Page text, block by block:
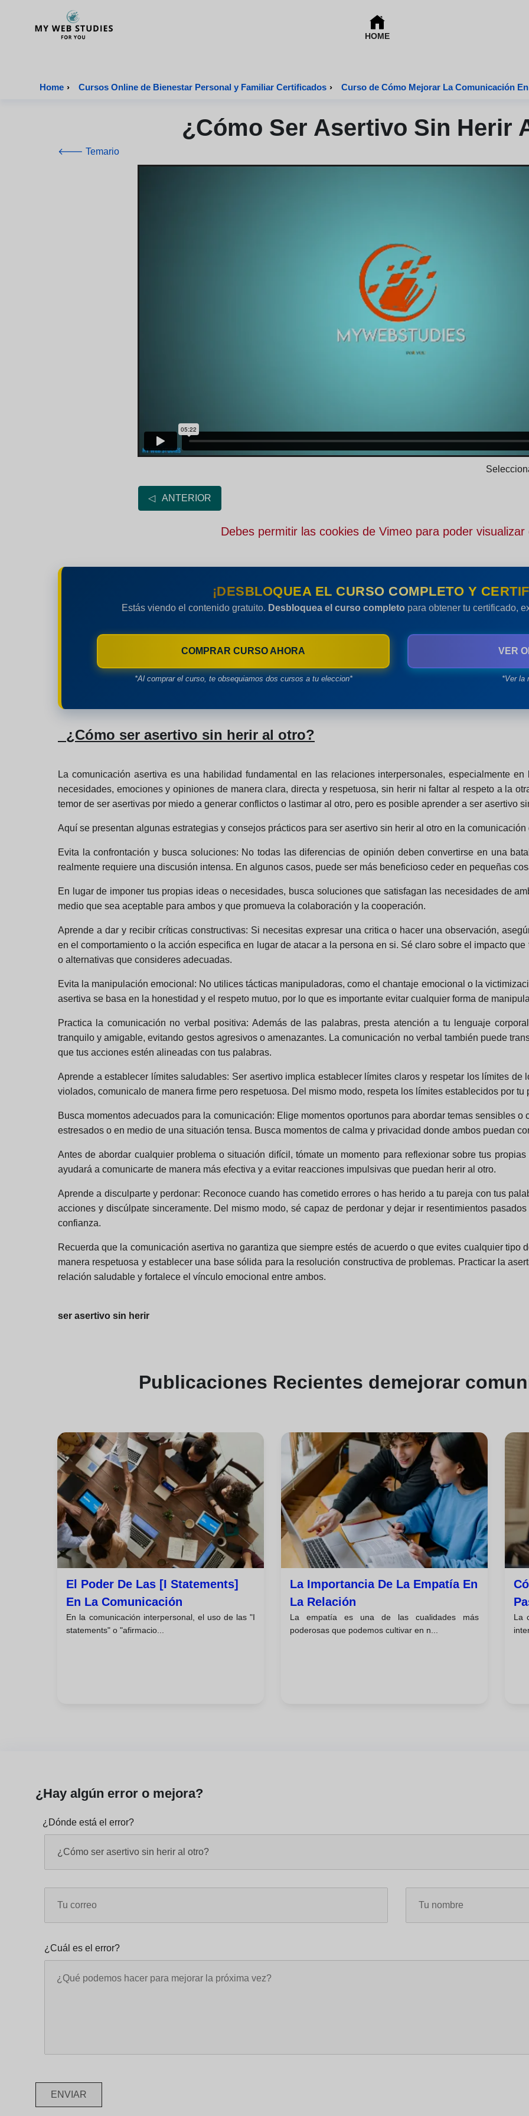
HOME
Home › Cursos Online de Bienestar Personal y Familiar Certificados › Curso de Cómo Mejorar La Comunicación
¿Cómo Ser Asertivo Sin Herir
🡐 Temario
◁ ANTERIOR
Debes permitir las cookies de Vimeo para poder visualizar
¡DESBLOQUEA EL CURSO COMPLETO Y
Estás viendo el contenido gratuito. Desbloquea el curso completopara obtener tu certificado,
COMPRAR CURSO AHORA
*Al comprar el curso, te obsequiamos dos cursos a tu eleccion*
VER
*Ver la
¿Cómo ser asertivo sin herir al otro?
La comunicación asertiva es una habilidad fundamental en las relaciones interpersonales, especialmente
necesidades, emociones y opiniones de manera clara, directa y respetuosa, sin herir ni faltar al respeto a la
temor de ser asertivas por miedo a generar conflictos o lastimar al otro, pero es posible aprender a ser asertivo
Aquí se presentan algunas estrategias y consejos prácticos para ser asertivo sin herir al otro en la comunicación
Evita la confrontación y busca soluciones: No todas las diferencias de opinión deben convertirse en una
realmente requiere una discusión intensa. En algunos casos, puede ser más beneficioso ceder en pequeñas
En lugar de imponer tus propias ideas o necesidades, busca soluciones que satisfagan las necesidades de
medio que sea aceptable para ambos y que promueva la colaboración y la cooperación.
Aprende a dar y recibir críticas constructivas: Si necesitas expresar una critica o hacer una observación,
en el comportamiento o la acción especifica en lugar de atacar a la persona en si. Sé claro sobre el impacto
o alternativas que consideres adecuadas.
Evita la manipulación emocional: No utilices tácticas manipuladoras, como el chantaje emocional o la
asertiva se basa en la honestidad y el respeto mutuo, por lo que es importante evitar cualquier forma de
Practica la comunicación no verbal positiva: Además de las palabras, presta atención a tu lenguaje
tranquilo y amigable, evitando gestos agresivos o amenazantes. La comunicación no verbal también puede
que tus acciones estén alineadas con tus palabras.
Aprende a establecer límites saludables: Ser asertivo implica establecer límites claros y respetar los límites
violados, comunicalo de manera firme pero respetuosa. Del mismo modo, respeta los límites establecidos por tu
Busca momentos adecuados para la comunicación: Elige momentos oportunos para abordar temas sensibles
estresados o en medio de una situación tensa. Busca momentos de calma y privacidad donde ambos puedan
Antes de abordar cualquier problema o situación difícil, tómate un momento para reflexionar sobre tus
ayudará a comunicarte de manera más efectiva y a evitar reacciones impulsivas que puedan herir al otro.
Aprende a disculparte y perdonar: Reconoce cuando has cometido errores o has herido a tu pareja con tus
acciones y discúlpate sinceramente. Del mismo modo, sé capaz de perdonar y dejar ir resentimientos
confianza.
Recuerda que la comunicación asertiva no garantiza que siempre estés de acuerdo o que evites cualquier tipo
manera respetuosa y establecer una base sólida para la resolución constructiva de problemas. Practicar la
relación saludable y fortalece el vínculo emocional entre ambos.
ser asertivo sin herir
Publicaciones Recientes demejorar
El Poder De Las [i Statements]
En La Comunicación
En la comunicación interpersonal, el uso de las "I
statements" o "afirmacio...
La Importancia De La Empatía En
La Relación
La empatía es una de las cualidades más
poderosas que podemos cultivar en n...
La
¿Hay algún error o mejora?
¿Dónde está el error?
¿Cuál es el error?
ENVIAR